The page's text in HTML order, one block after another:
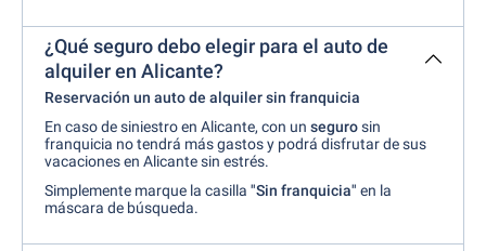
¿Qué seguro debo elegir para el auto de
alquiler en Alicante?
Reservación un auto de alquiler sin franquicia
En caso de siniestro en Alicante, con un segurosin
franquicia no tendrá más gastos y podrá disfrutar de sus
vacaciones en Alicante sin estrés.
Simplemente marque la casilla "Sin franquicia" en la
máscara de búsqueda.